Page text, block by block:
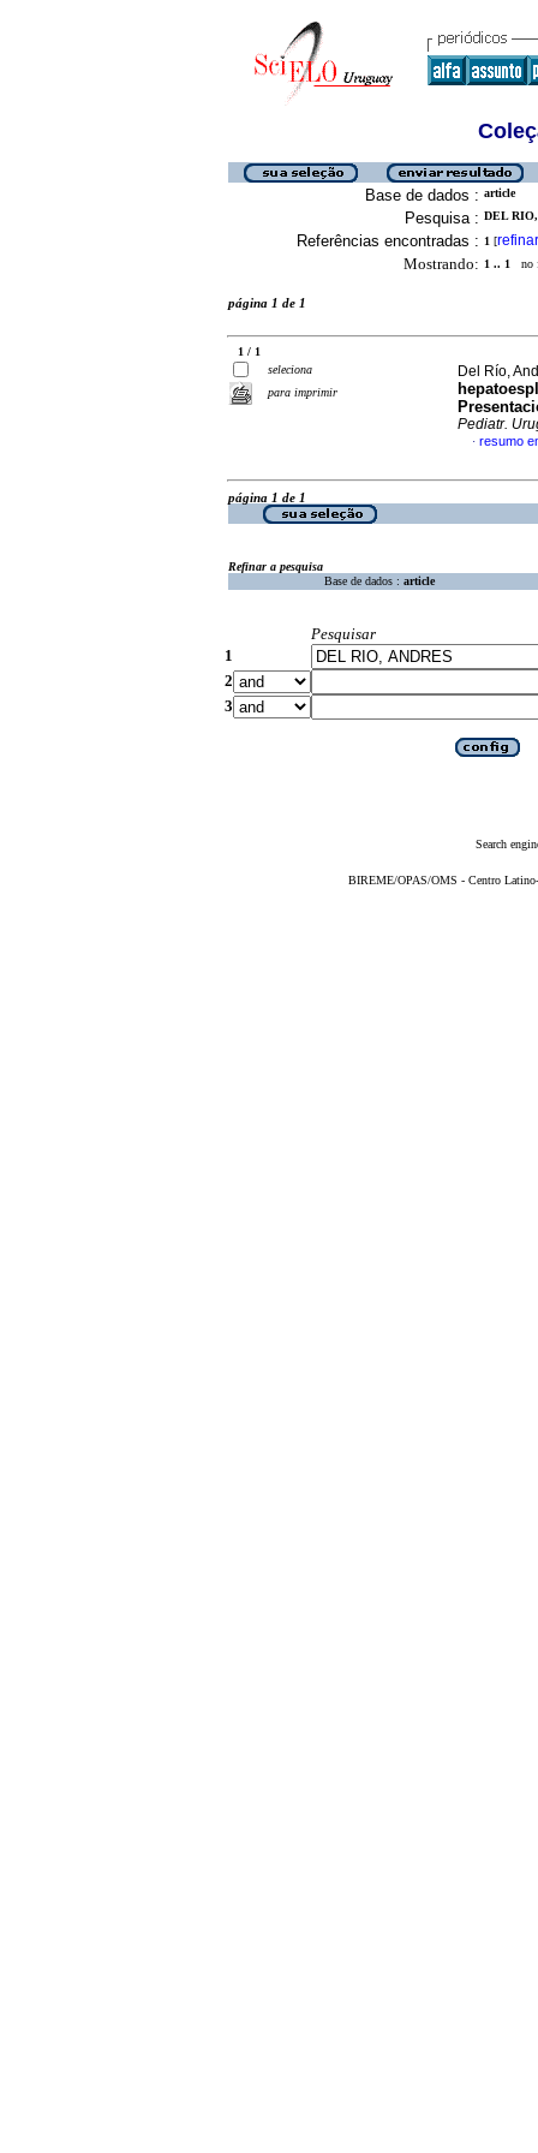
Base de dados : article
Pesquisa : DEL
Referências encontradas : 1 [refinar
Mostrando: 1 .. 1 no
página 1 de 1
1 / 1
seleciona
para imprimir
Del Río,
Pediatr.
· resumo
página 1 de 1
Refinar a pesquisa
Base de dados : article
Pesquisar
1
2
3
Search
BIREME/OPAS/OMS - Centro Latino-